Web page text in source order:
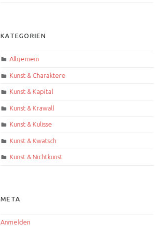
KATEGORIEN
Allgemein
Kunst & Charaktere
Kunst & Kapital
Kunst & Krawall
Kunst & Kulisse
Kunst & Kwatsch
Kunst & Nichtkunst
META
Anmelden